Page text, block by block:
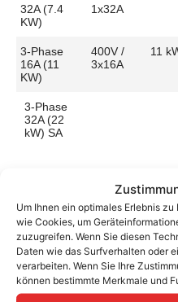
Um Ihnen ein optimales Erlebnis
wie Cookies, um
zuzugreifen. Wenn Sie diesen
Daten wie das Surfverhalten oder
verarbeiten. Wenn Sie Ihre
können bestimmte Merkmale und
32A (7.4
KW)
1x32A
3-Phase
16A (11
KW)
400V /
3x16A
11
3-Phase
32A (22
kW) SA
Aufladen zu Hause
Ladeanschluss Type 2
Platzierung
Left Side
– Rear